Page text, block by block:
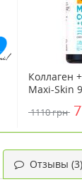
Коллаген
Maxi-Skin
1110 грн
Отзывы (3)